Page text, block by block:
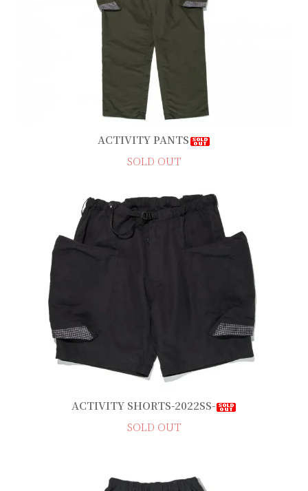
ACTIVITY PANTS
SOLD OUT
ACTIVITY SHORTS-2022SS-
SOLD OUT